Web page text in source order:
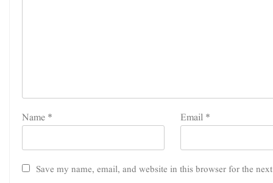
Name * Email *
Save my name, email, and website in this browser for the